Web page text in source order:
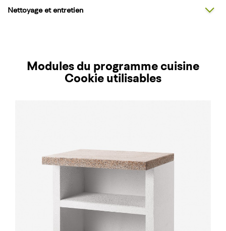
Nettoyage et entretien
Modules du programme cuisine
Cookie utilisables